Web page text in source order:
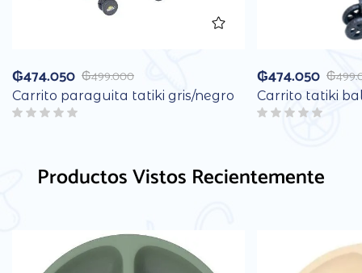
₲499.000
₲474.050
Carrito paraguita tatiki gris/negro
₲
₲474.050
Carrito tatiki
Productos Vistos Recientemente